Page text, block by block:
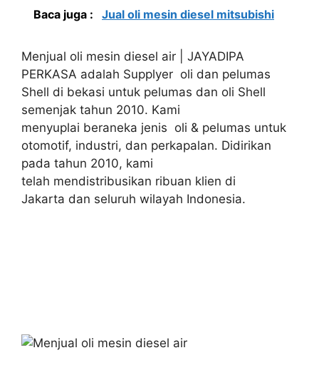
Baca juga : Jual oli mesin diesel mitsubishi
Menjual oli mesin diesel air | JAYADIPA
PERKASA adalah Supplyer oli dan pelumas
Shell di bekasi untuk pelumas dan oli Shell
semenjak tahun 2010. Kami
menyuplai beraneka jenis oli & pelumas untuk
otomotif, industri, dan perkapalan. Didirikan
pada tahun 2010, kami
telah mendistribusikan ribuan klien di
Jakarta dan seluruh wilayah Indonesia.